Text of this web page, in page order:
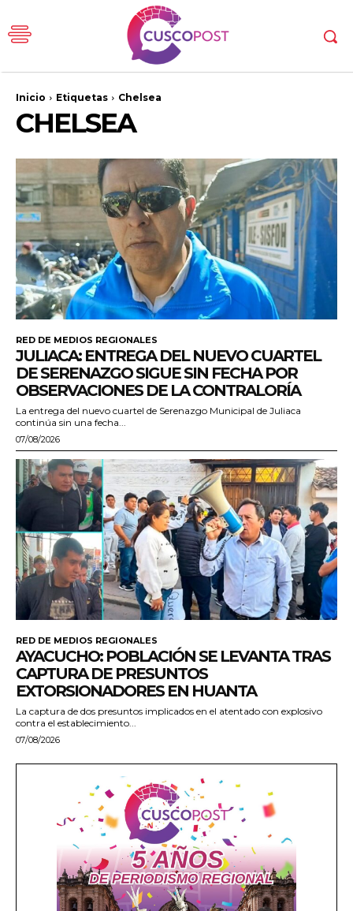
Inicio Etiquetas Chelsea
CHELSEA
RED DE MEDIOS REGIONALES
JULIACA: ENTREGA DEL NUEVO CUARTEL
DE SERENAZGO SIGUE SIN FECHA POR
OBSERVACIONES DE LA CONTRALORÍA
La entrega del nuevo cuartel de Serenazgo Municipal de Juliaca
continúa sin una fecha...
07/08/2026
RED DE MEDIOS REGIONALES
AYACUCHO: POBLACIÓN SE LEVANTA TRAS
CAPTURA DE PRESUNTOS
EXTORSIONADORES EN HUANTA
La captura de dos presuntos implicados en el atentado con explosivo
contra el establecimiento...
07/08/2026